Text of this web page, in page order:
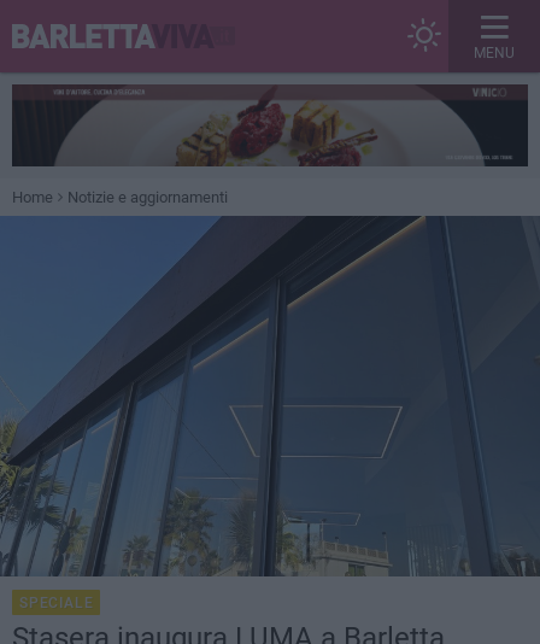
MENU
Home Notizie e aggiornamenti
SPECIALE